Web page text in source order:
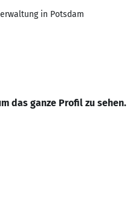
in Potsdam
das ganze Profil zu sehen.